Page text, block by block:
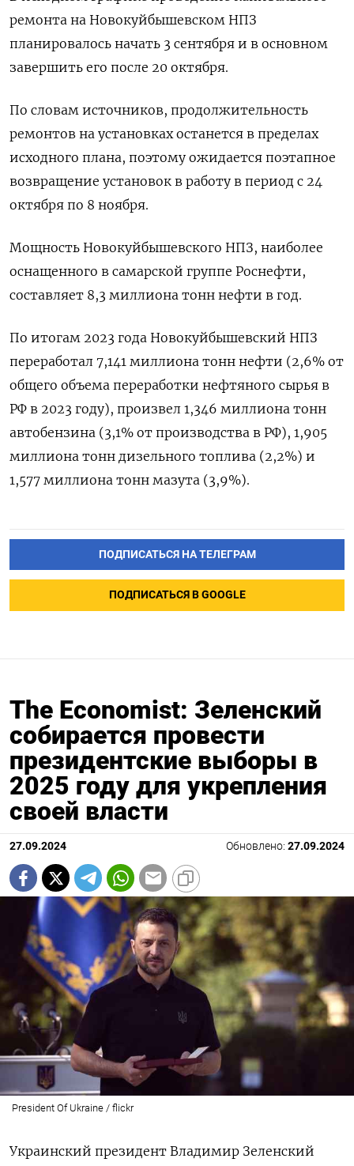
ремонта на Новокуйбышевском НПЗ
планировалось начать 3 сентября и в основном
завершить его после 20 октября.
По словам источников, продолжительность
ремонтов на установках останется в пределах
исходного плана, поэтому ожидается поэтапное
возвращение установок в работу в период с 24
октября по 8 ноября.
Мощность Новокуйбышевского НПЗ, наиболее
оснащенного в самарской группе Роснефти,
составляет 8,3 миллиона тонн нефти в год.
По итогам 2023 года Новокуйбышевский НПЗ
переработал 7,141 миллиона тонн нефти (2,6% от
общего объема переработки нефтяного сырья в
РФ в 2023 году), произвел 1,346 миллиона тонн
автобензина (3,1% от производства в РФ), 1,905
миллиона тонн дизельного топлива (2,2%) и
1,577 миллиона тонн мазута (3,9%).
ПОДПИСАТЬСЯ НА ТЕЛЕГРАМ
ПОДПИСАТЬСЯ В GOOGLE
The Economist: Зеленский
собирается провести
президентские выборы в
2025 году для укрепления
своей власти
27.09.2024 Обновлено: 27.09.2024
President Of Ukraine / flickr
Украинский президент Владимир Зеленский